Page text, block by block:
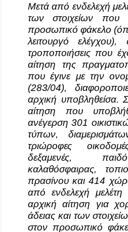
Μετά από ενδελεχή
των στοιχείων που
προσωπικό φάκελο
λειτουργό ελέγχου),
τροποποιήσεις που
αίτηση της
που έγινε με την
(283/04),
αρχική υποβληθείσα.
αίτηση που
ανέγερση 301
τύπων,
τριώροφες
δεξαμενές,
καλαθόσφαιρας,
πρασίνου και 414
από ενδελεχή
αρχική αίτηση για
άδειας και των
στον προσωπικό